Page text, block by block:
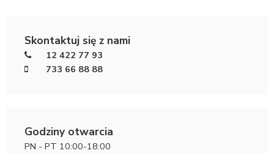
Skontaktuj się z nami
12 422 77 93
733 66 88 88
Godziny otwarcia
PN - PT 10:00-18:00